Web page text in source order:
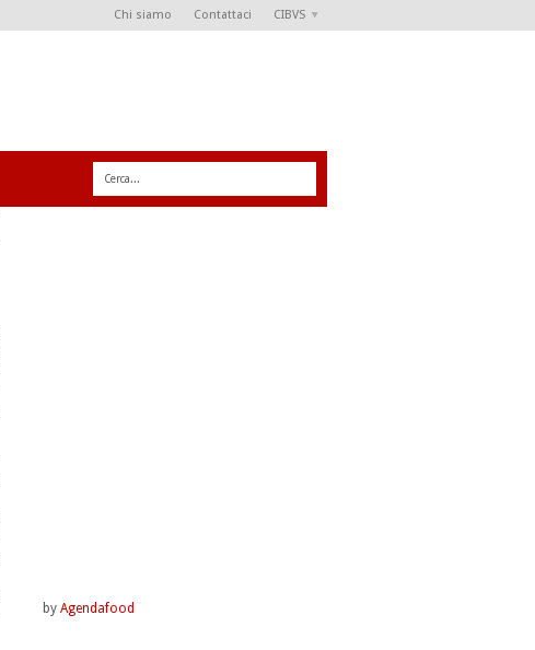
Chi siamo Contattaci CIBVS
by Agendafood